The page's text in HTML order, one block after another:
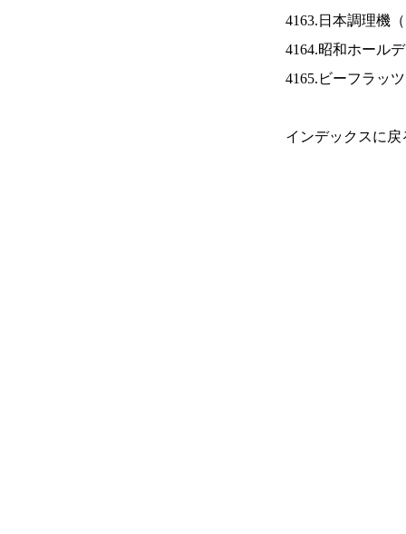
4163.日本調理機（
4164.昭和ホール
4165.ビーフラッ
インデックスに戻